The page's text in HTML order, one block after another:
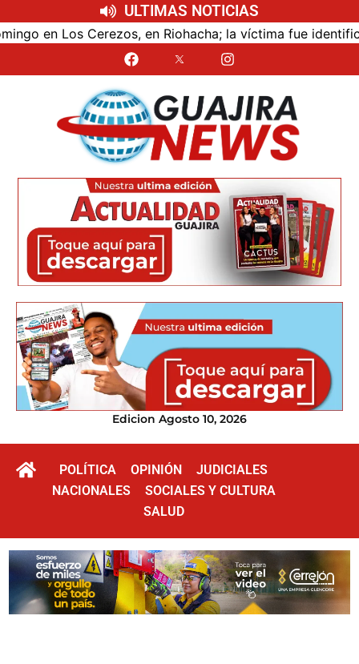
ULTIMAS NOTICIAS
Los Cerezos, en Riohacha; la víctima fue identificada
Edicion Agosto 10, 2026
POLÍTICA OPINIÓN
JUDICIALES
NACIONALES
SOCIALES Y CULTURA
SALUD